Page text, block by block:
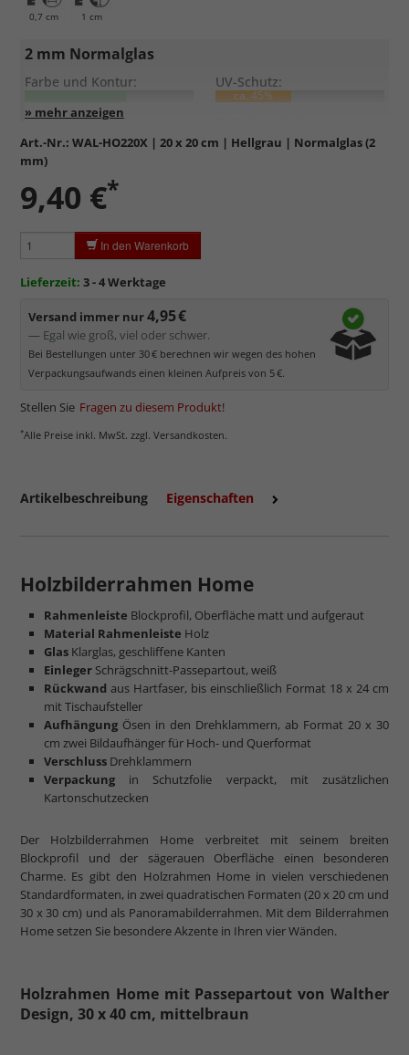
0,7 cm 1 cm
2 mm Normalglas
Farbe und Kontur: UV-Schutz:
ca. 45%
Entspiegelung:
Standardglas
Formstabil, preiswert, witterungs- und hitzebeständig
sowiekratzfest.
Reflektierende Oberfläche
werden kann.
Schutz des Bildes.
Normalglas hat eine leichte Grünfärbung
, wodurch es im
Bereich der Weißtöne zu einem dezenten Grünschimmer
kommt. Für Bilder mit hellen Farben empfehlen wir Kunst- oder
Museumsglas.
mehr zum Normalglas
Art.-Nr.: WAL-HO220X | 20 x 20 cm | Hellgrau | Normalglas (2
mm)
9,40 €*
In den Warenkorb
Lieferzeit: 3 - 4 Werktage
Versand immer nur4,95 €
— Egal wie groß, viel oder schwer.
Bei Bestellungen unter 30 € berechnen wir wegen des hohen
Verpackungsaufwands einen kleinen Aufpreis von 5 €.
Stellen Sie Fragen zu diesem Produkt!
*Alle Preise inkl. MwSt. zzgl. Versandkosten.
Artikelbeschreibung Eigenschaften
Holzbilderrahmen Home
Rahmenleiste Blockprofil, Oberfläche matt und aufgeraut
Material Rahmenleiste Holz
Glas Klarglas, geschliffene Kanten
Einleger Schrägschnitt-Passepartout, weiß
Rückwand aus Hartfaser, bis einschließlich Format 18 x 24 cm
mit Tischaufsteller
Aufhängung Ösen in den Drehklammern, ab Format 20 x 30
cm zwei Bildaufhänger für Hoch- und Querformat
Verschluss Drehklammern
Verpackung in Schutzfolie verpackt, mit zusätzlichen
Kartonschutzecken
Der Holzbilderrahmen Home verbreitet mit seinem breiten
Blockprofil und der sägerauen Oberfläche einen besonderen
Charme. Es gibt den Holzrahmen Home in vielen verschiedenen
Standardformaten, in zwei quadratischen Formaten (20 x 20 cm und
30 x 30 cm) und als Panoramabilderrahmen. Mit dem Bilderrahmen
Home setzen Sie besondere Akzente in Ihren vier Wänden.
Holzrahmen Home mit Passepartout von Walther
Design, 30 x 40 cm, mittelbraun